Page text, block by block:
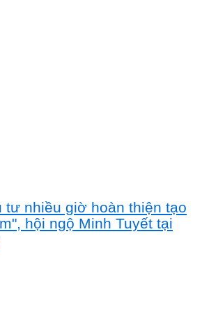
tư nhiều giờ hoàn thiện tạo
hội ngộ Minh Tuyết tại